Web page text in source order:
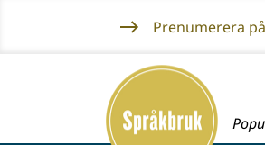
innehållet
Prenumerera
Framsida